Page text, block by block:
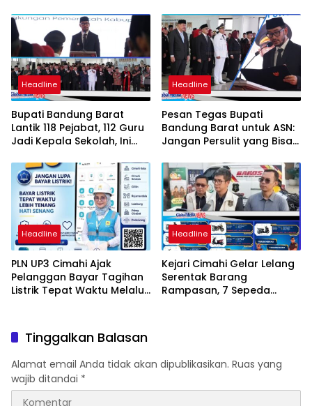
Student Exchange ke
Filipina
Headline
Bupati Bandung Barat
Lantik 118 Pejabat, 112 Guru
Jadi Kepala Sekolah, Ini
Barunya
Headline
Pesan Tegas Bupati
Bandung Barat untuk ASN:
Jangan Persulit yang Bisa
Headline
PLN UP3 Cimahi Ajak
Pelanggan Bayar Tagihan
Listrik Tepat Waktu Melalui
Headline
Kejari Cimahi Gelar Lelang
Serentak Barang
Rampasan, 7 Sepeda
Tinggalkan Balasan
Alamat email Anda tidak akan dipublikasikan. Ruas yang
wajib ditandai *